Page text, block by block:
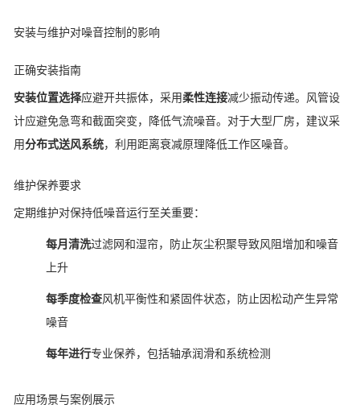
安装与维护对噪音控制的影响
正确安装指南
安装位置选择应避开共振体，采用柔性连接减少振动传递。风管设
计应避免急弯和截面突变，降低气流噪音。对于大型厂房，建议采
用分布式送风系统，利用距离衰减原理降低工作区噪音。
维护保养要求
定期维护对保持低噪音运行至关重要：
每月清洗过滤网和湿帘，防止灰尘积聚导致风阻增加和噪音
上升
每季度检查风机平衡性和紧固件状态，防止因松动产生异常
噪音
每年进行专业保养，包括轴承润滑和系统检测
应用场景与案例展示